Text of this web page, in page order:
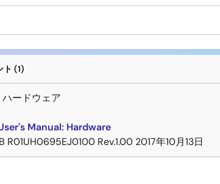
ト (1)
ードウェア
Manual: Hardware
R01UH0695EJ0100 Rev.1.00 2017年10月13日